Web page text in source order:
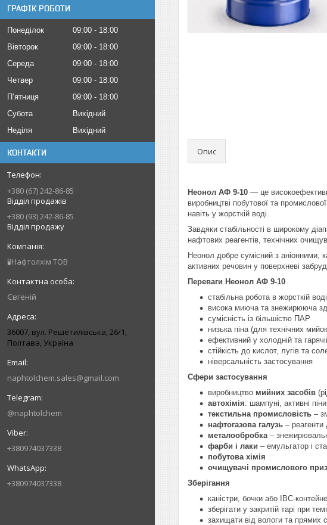
ГРАФІК РОБОТИ
Понеділок 09:00
18:00
Вівторок
09:00
18:00
Середа
09:00
18:00
Четвер
09:00
18:00
Пʼятниця
09:00
18:00
Субота
Вихідний
Неділя
Вихідний
КОНТАКТИ
+380 (67) 242-86-85
Відділ продажів
+380 (93) 242-86-85
Відділ продажу
🧪Нафтолхім ТОВ
Євгеній
36007, вул. Решетилівська, 26/1,
Полтава, Україна
naphtolchem.sales@gmail.com
@naphtolchem
+380974037338
+380974037338
Опис
Неонол АФ 9-10 — це
виробництві побутової та
навіть у жорсткій воді.
Завдяки стабільності в широкому
нафтових реагентів, технічних
Неонол добре сумісний з аніонними,
активних речовин у поверхневі
Переваги Неонол АФ 9-10
стабільна робота в жорсткій воді
висока миюча та знежирююча
сумісність із більшістю ПАР
низька піна (для технічних
ефективний у холодній та
стійкість до кислот, лугів та
ніверсальність застосування
Сфери застосування
виробництво мийних засобів
автохімія: шампуні, активні
текстильна промисловість –
нафтогазова галузь – реагенти
металообробка–
фарби і лаки – емульгатор і
побутова хімія
очищувачі промислового
Зберігання
каністри, бочки або IBC-
зберігати у закритій тарі при
захищати від вологи та прямих